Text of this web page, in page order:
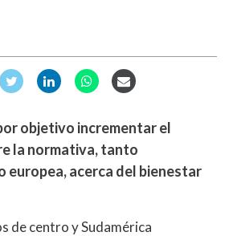
objetivo incrementar el
la normativa, tanto
europea, acerca del bienestar
de centro y Sudamérica